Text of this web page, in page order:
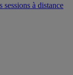
sessions à distance